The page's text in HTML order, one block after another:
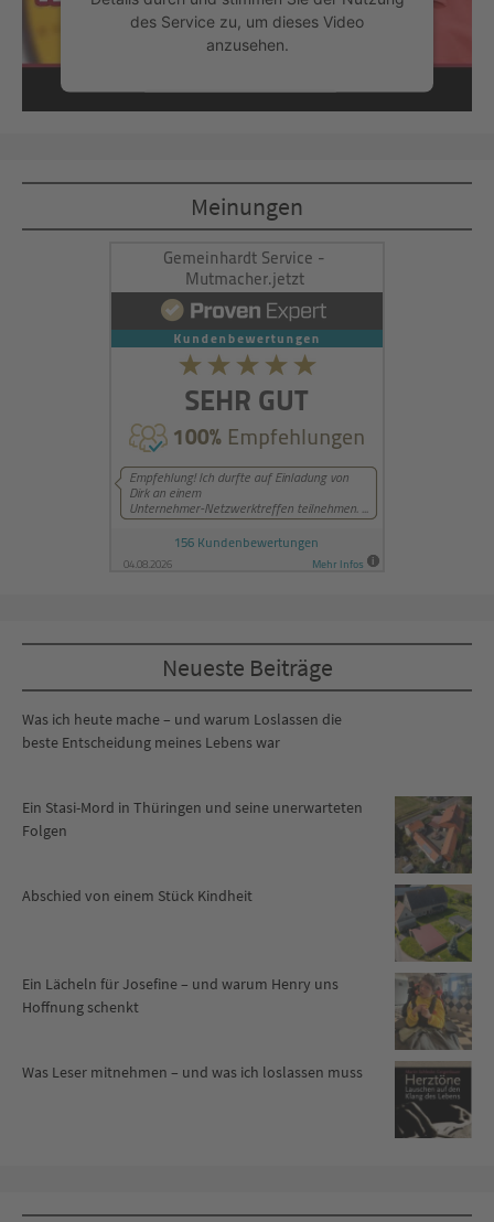
des Service zu, um dieses Video
anzusehen.
Mehr Informationen
powered byUsercentrics Consent
Management Platform&eRecht24
Meinungen
Neueste Beiträge
Was ich heute mache – und warum Loslassen die
beste Entscheidung meines Lebens war
Ein Stasi-Mord in Thüringen und seine unerwarteten
Folgen
Abschied von einem Stück Kindheit
Ein Lächeln für Josefine – und warum Henry uns
Hoffnung schenkt
Was Leser mitnehmen – und was ich loslassen muss